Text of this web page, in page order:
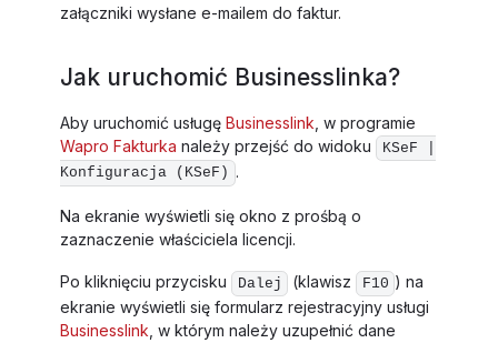
załączniki wysłane e-mailem do faktur.
Jak uruchomić Businesslinka?
Aby uruchomić usługę Businesslink , w programie
Wapro Fakturka należy przejść do widoku
KSeF |
Konfiguracja (KSeF) .
Na ekranie wyświetli się okno z prośbą o
zaznaczenie właściciela licencji.
Po kliknięciu przycisku Dalej (klawisz F10 ) na
ekranie wyświetli się formularz rejestracyjny usługi
Businesslink , w którym należy uzupełnić dane